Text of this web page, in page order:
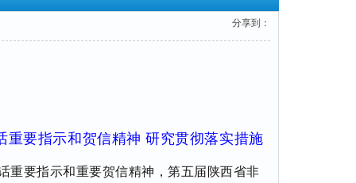
分享到：
要指示和贺信精神 研究贯彻落实措施
重要指示和重要贺信精神，第五届陕西省非